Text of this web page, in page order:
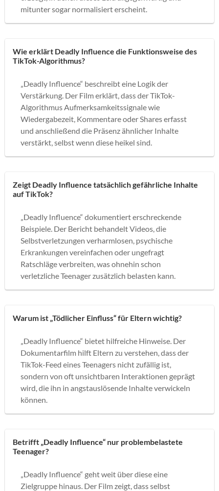
mitunter sogar normalisiert erscheint.
Wie erklärt Deadly Influence die Funktionsweise des
TikTok-Algorithmus?
„Deadly Influence“ beschreibt eine Logik der
Verstärkung. Der Film erklärt, dass der TikTok-
Algorithmus Aufmerksamkeitssignale wie
Wiedergabezeit, Kommentare oder Shares erfasst
und anschließend die Präsenz ähnlicher Inhalte
verstärkt, selbst wenn diese heikel sind.
Zeigt Deadly Influence tatsächlich gefährliche Inhalte
auf TikTok?
„Deadly Influence“ dokumentiert erschreckende
Beispiele. Der Bericht behandelt Videos, die
Selbstverletzungen verharmlosen, psychische
Erkrankungen vereinfachen oder ungefragt
Ratschläge verbreiten, was ohnehin schon
verletzliche Teenager zusätzlich belasten kann.
Warum ist „Tödlicher Einfluss“ für Eltern wichtig?
„Deadly Influence“ bietet hilfreiche Hinweise. Der
Dokumentarfilm hilft Eltern zu verstehen, dass der
TikTok-Feed eines Teenagers nicht zufällig ist,
sondern von oft unsichtbaren Interaktionen geprägt
wird, die ihn in angstauslösende Inhalte verwickeln
können.
Betrifft „Deadly Influence“ nur problembelastete
Teenager?
„Deadly Influence“ geht weit über diese eine
Zielgruppe hinaus. Der Film zeigt, dass selbst